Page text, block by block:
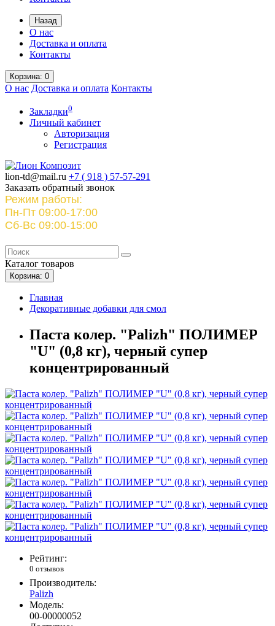
Назад
О нас
Доставка и оплата
Контакты
Корзина: 0
О нас Доставка и оплата Контакты
Закладки0
Личный кабинет
Авторизация
Регистрация
lion-td@mail.ru +7 ( 918 ) 57-57-291
Заказать обратный звонок
Режим работы:
Пн-Пт 09:00-17:00
Сб-Вс 09:00-15:00
Каталог товаров
Корзина: 0
Главная
Декоративные добавки для смол
Паста колер. "Palizh" ПОЛИМЕР
"U" (0,8 кг), черный супер
концентрированный
Рейтинг:
0 отзывов
Производитель:
Palizh
Модель:
00-00000052